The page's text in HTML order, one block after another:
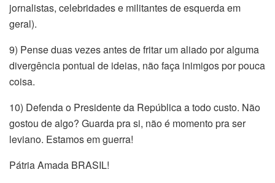
jornalistas, celebridades e militantes de esquerda em
geral).
9) Pense duas vezes antes de fritar um aliado por alguma
divergência pontual de ideias, não faça inimigos por pouca
coisa.
10) Defenda o Presidente da República a todo custo. Não
gostou de algo? Guarda pra si, não é momento pra ser
leviano. Estamos em guerra!
Pátria Amada BRASIL!